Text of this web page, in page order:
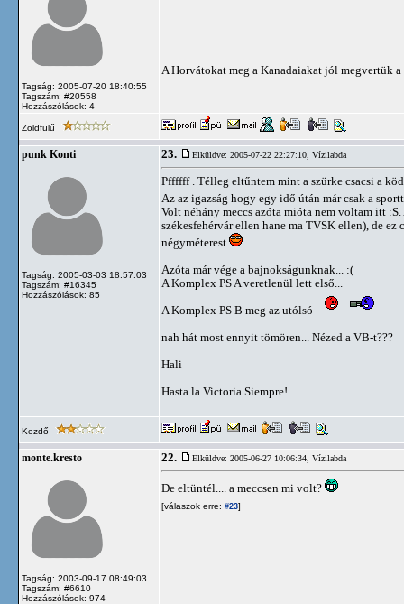
Tagság: 2005-07-20 18:40:55
Tagszám: #20558
Hozzászólások: 4
A Horvátokat meg a Kanadaiakat jól megvertük
Zöldfülű
punk Konti
Tagság: 2005-03-03 18:57:03
Tagszám: #16345
Hozzászólások: 85
23. Elküldve: 2005-07-22 22:27:10, Vízilabda
Pffffff . Télleg eltűntem mint a szürke csacsi a
Az az igazság hogy egy idő útán már csak a
Volt néhány meccs azóta mióta nem voltam itt
székesfehérvár ellen hane ma TVSK ellen), de
négyméterest
Azóta már vége a bajnokságunknak... :(
A Komplex PS A veretlenül lett első...
A Komplex PS B meg az utólsó
nah hát most ennyit tömören... Nézed a VB-t???
Hali
Hasta la Victoria Siempre!
Kezdő
monte.kresto
Tagság: 2003-09-17 08:49:03
Tagszám: #6610
Hozzászólások: 974
22. Elküldve: 2005-06-27 10:06:34, Vízilabda
De eltüntél.... a meccsen mi volt?
[válaszok erre: #23]